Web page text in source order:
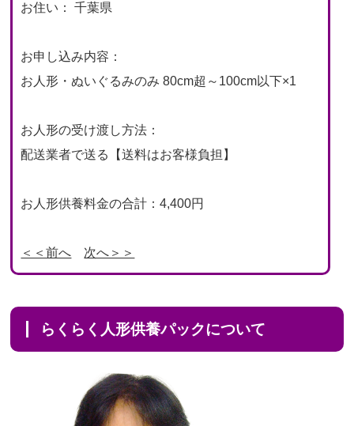
お住い： 千葉県
お申し込み内容：
お人形・ぬいぐるみのみ 80cm超～100cm以下×1
お人形の受け渡し方法：
配送業者で送る【送料はお客様負担】
お人形供養料金の合計：4,400円
＜＜前へ 次へ＞＞
らくらく人形供養パックについて